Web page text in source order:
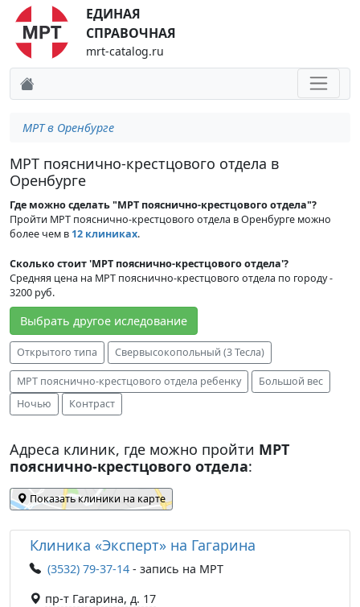
ЕДИНАЯ
СПРАВОЧНАЯ
mrt-catalog.ru
МРТ в Оренбурге
МРТ пояснично-крестцового отдела в
Оренбурге
Где можно сделать "МРТ пояснично-крестцового отдела"?
Пройти МРТ пояснично-крестцового отдела в Оренбурге можно
более чем в 12 клиниках.
Сколько стоит 'МРТ пояснично-крестцового отдела'?
Средняя цена на МРТ пояснично-крестцового отдела по городу -
3200 руб.
Выбрать другое иследование
Открытого типа Свервысокопольный (3 Тесла)
МРТ пояснично-крестцового отдела ребенку
Большой вес
Ночью
Контраст
Адреса клиник, где можно пройти МРТ
пояснично-крестцового отдела:
Показать клиники на карте
Клиника «Эксперт» на Гагарина
(3532) 79-37-14 - запись на МРТ
пр-т Гагарина, д. 17